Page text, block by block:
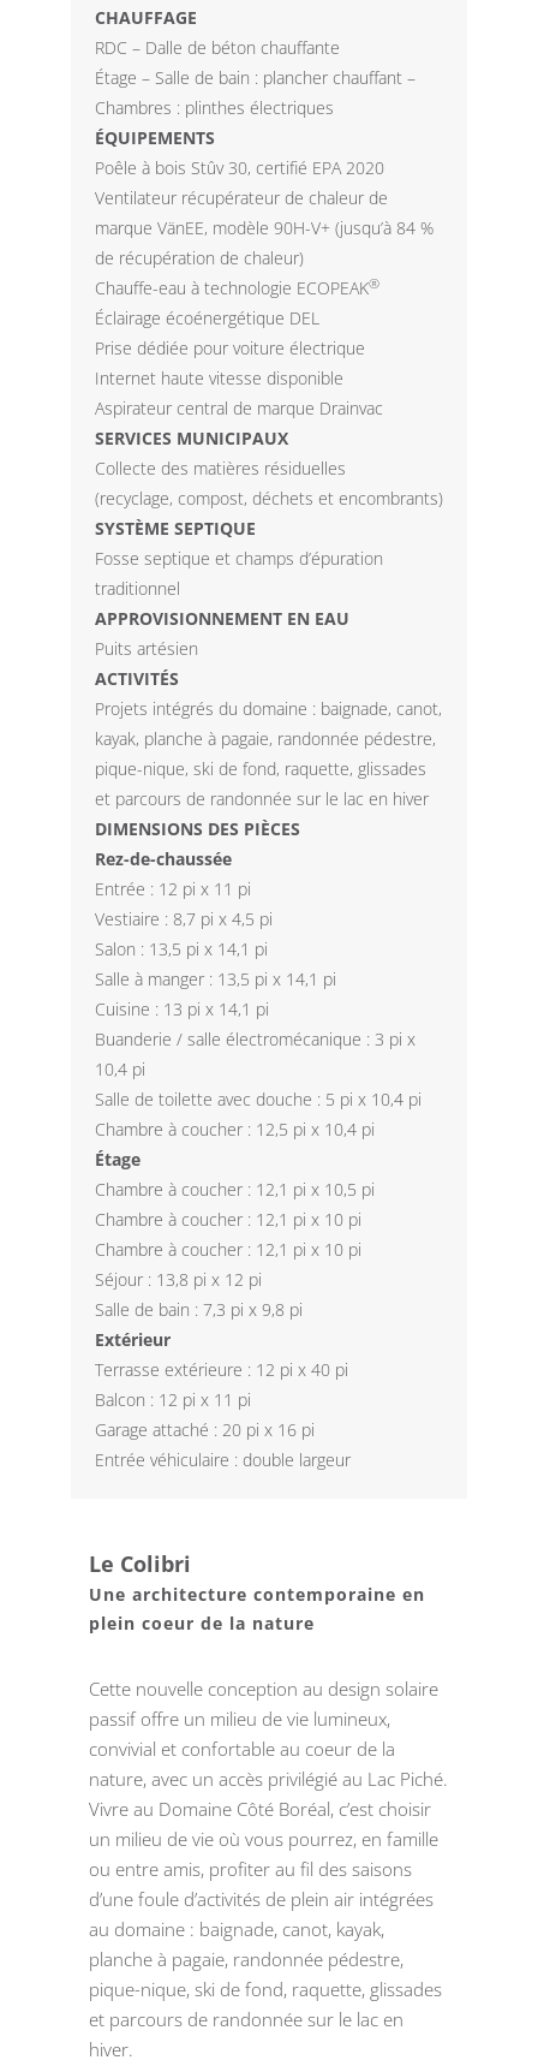
CHAUFFAGE
RDC – Dalle de béton chauffante
Étage – Salle de bain : plancher chauffant –
Chambres : plinthes électriques
ÉQUIPEMENTS
Poêle à bois Stûv 30, certifié EPA 2020
Ventilateur récupérateur de chaleur de
marque VänEE, modèle 90H-V+ (jusqu’à 84 %
de récupération de chaleur)
Chauffe-eau à technologie ECOPEAK®
Éclairage écoénergétique DEL
Prise dédiée pour voiture électrique
Internet haute vitesse disponible
Aspirateur central de marque Drainvac
SERVICES MUNICIPAUX
Collecte des matières résiduelles
(recyclage, compost, déchets et encombrants)
SYSTÈME SEPTIQUE
Fosse septique et champs d’épuration
traditionnel
APPROVISIONNEMENT EN EAU
Puits artésien
ACTIVITÉS
Projets intégrés du domaine : baignade, canot,
kayak, planche à pagaie, randonnée pédestre,
pique-nique, ski de fond, raquette, glissades
et parcours de randonnée sur le lac en hiver
DIMENSIONS DES PIÈCES
Rez-de-chaussée
Entrée : 12 pi x 11 pi
Vestiaire : 8,7 pi x 4,5 pi
Salon : 13,5 pi x 14,1 pi
Salle à manger : 13,5 pi x 14,1 pi
Cuisine : 13 pi x 14,1 pi
Buanderie / salle électromécanique : 3 pi x
10,4 pi
Salle de toilette avec douche : 5 pi x 10,4 pi
Chambre à coucher : 12,5 pi x 10,4 pi
Étage
Chambre à coucher : 12,1 pi x 10,5 pi
Chambre à coucher : 12,1 pi x 10 pi
Chambre à coucher : 12,1 pi x 10 pi
Séjour : 13,8 pi x 12 pi
Salle de bain : 7,3 pi x 9,8 pi
Extérieur
Terrasse extérieure : 12 pi x 40 pi
Balcon : 12 pi x 11 pi
Garage attaché : 20 pi x 16 pi
Entrée véhiculaire : double largeur
Le Colibri
Une architecture contemporaine en
plein coeur de la nature
Cette nouvelle conception au design solaire
passif offre un milieu de vie lumineux,
convivial et confortable au coeur de la
nature, avec un accès privilégié au Lac Piché.
Vivre au Domaine Côté Boréal, c’est choisir
un milieu de vie où vous pourrez, en famille
ou entre amis, profiter au fil des saisons
d’une foule d’activités de plein air intégrées
au domaine : baignade, canot, kayak,
planche à pagaie, randonnée pédestre,
pique-nique, ski de fond, raquette, glissades
et parcours de randonnée sur le lac en
hiver.